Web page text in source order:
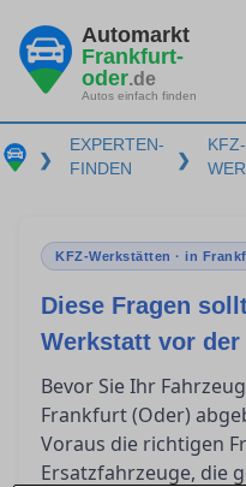
Automarkt
Frankfurt-
oder.de
Autos einfach finden
❯
EXPERTEN-
FINDEN
❯
KFZ-
KFZ-Werkstätten · in
Diese Fragen
Werkstatt vor
Bevor Sie Ihr
Frankfurt (Oder)
Voraus die richtigen
Ersatzfahrzeuge, die